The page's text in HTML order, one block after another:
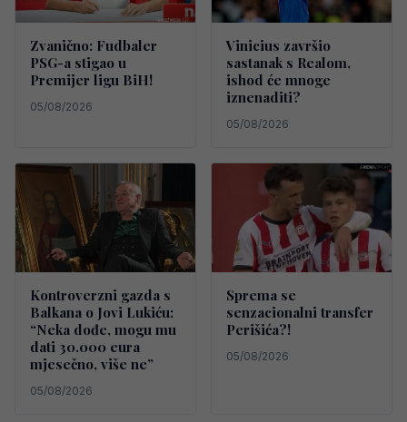
Zvanično: Fudbaler
PSG-a stigao u
Premijer ligu BiH!
05/08/2026
Vinicius završio
sastanak s Realom,
ishod će mnoge
iznenaditi?
05/08/2026
Kontroverzni gazda s
Balkana o Jovi Lukiću:
“Neka dođe, mogu mu
dati 30.000 eura
mjesečno, više ne”
05/08/2026
Sprema se
senzacionalni transfer
Perišića?!
05/08/2026